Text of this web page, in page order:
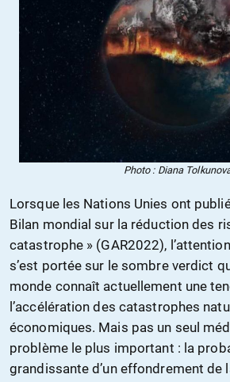
Photo : Diana
Lorsque les Nations Unies ont
Bilan mondial sur la réduction des
catastrophe » (GAR2022),
s’est portée sur le sombre verdict
monde connaît actuellement une
l’accélération des catastrophes
économiques. Mais pas un seul
problème le plus important : la
grandissante d’un effondrement de